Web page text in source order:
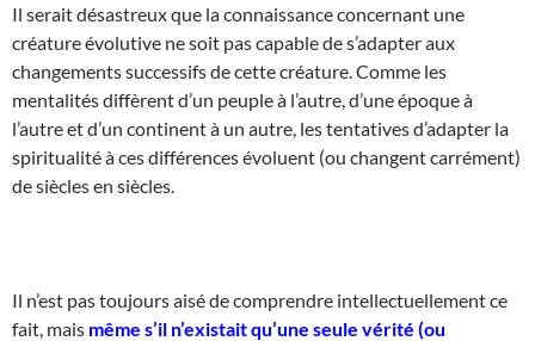
Il serait désastreux que la connaissance concernant une
créature évolutive ne soit pas capable de s’adapter aux
changements successifs de cette créature. Comme les
mentalités diffèrent d’un peuple à l’autre, d’une époque à
l’autre et d’un continent à un autre, les tentatives d’adapter la
spiritualité à ces différences évoluent (ou changent carrément)
de siècles en siècles.
Il n’est pas toujours aisé de comprendre intellectuellement ce
fait, mais même s’il n’existait qu’une seule vérité (ou